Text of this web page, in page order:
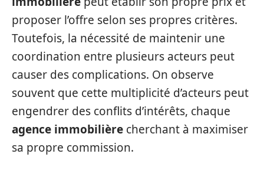
proposer l’offre selon ses propres critères.
Toutefois, la nécessité de maintenir une
coordination entre plusieurs acteurs peut
causer des complications. On observe
souvent que cette multiplicité d’acteurs peut
engendrer des conflits d’intérêts, chaque
agence immobilière cherchant à maximiser
sa propre commission.